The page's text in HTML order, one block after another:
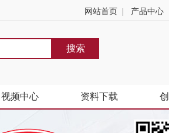
网站首页 产品中心
搜索
视频中心 资料下载